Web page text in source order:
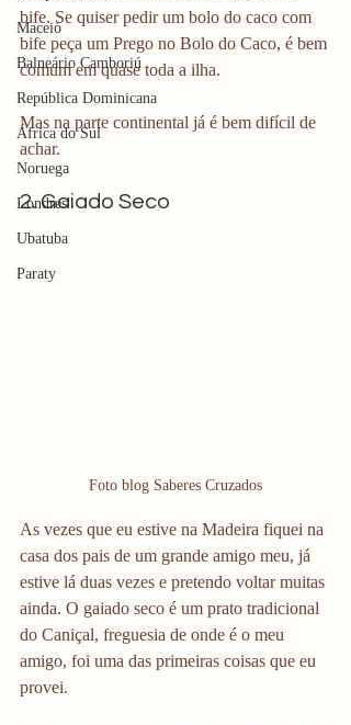
Maceió
Balneário Camboriú
República Dominicana
África do Sul
Noruega
Londres
Ubatuba
Paraty
bife. Se quiser pedir um bolo do caco com
bife peça um Prego no Bolo do Caco, é bem
comum em quase toda a ilha.
Mas na parte continental já é bem difícil de
achar.
2. Gaiado Seco
Foto blog Saberes Cruzados
As vezes que eu estive na Madeira fiquei na
casa dos pais de um grande amigo meu, já
estive lá duas vezes e pretendo voltar muitas
ainda. O gaiado seco é um prato tradicional
do Caniçal, freguesia de onde é o meu
amigo, foi uma das primeiras coisas que eu
provei.